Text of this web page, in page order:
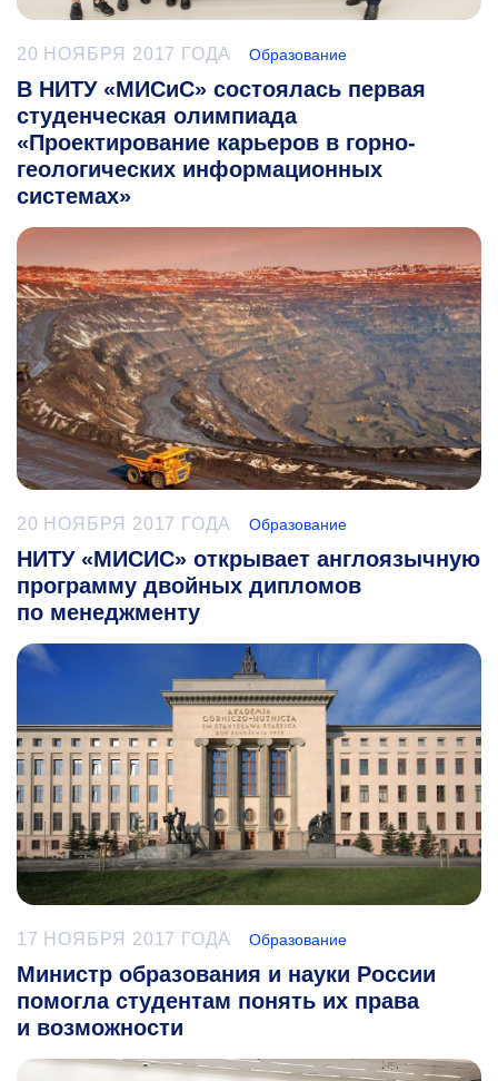
20 НОЯБРЯ 2017 ГОДА Образование
В НИТУ «МИСиС» состоялась первая
студенческая олимпиада
«Проектирование карьеров в горно-
геологических информационных
системах»
20 НОЯБРЯ 2017 ГОДА Образование
НИТУ «МИСИС» открывает англоязычную
программу двойных дипломов
по менеджменту
17 НОЯБРЯ 2017 ГОДА Образование
Министр образования и науки России
помогла студентам понять их права
и возможности